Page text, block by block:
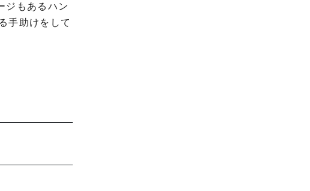
もあるハン
手助けをして